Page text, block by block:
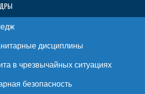
дисциплины
в чрезвычайных ситуациях
безопасность